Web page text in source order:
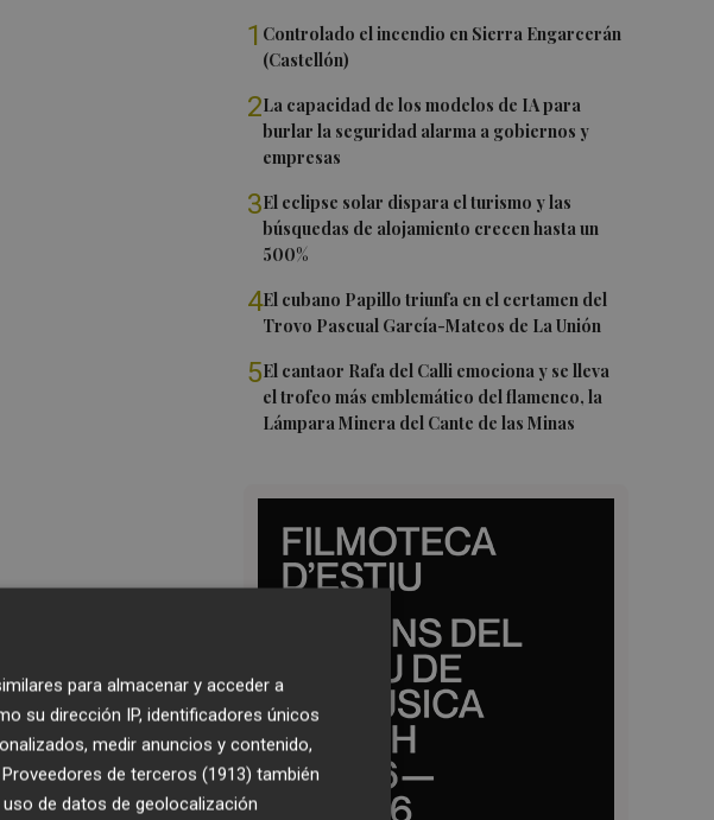
1 Controlado el incendio en Sierra Engarcerán
(Castellón)
2La capacidad de los modelos de IA para
burlar la seguridad alarma a gobiernos y
empresas
3El eclipse solar dispara el turismo y las
búsquedas de alojamiento crecen hasta un
500%
4El cubano Papillo triunfa en el certamen del
Trovo Pascual García-Mateos de La Unión
5El cantaor Rafa del Calli emociona y se lleva
el trofeo más emblemático del flamenco, la
Lámpara Minera del Cante de las Minas
para almacenar y acceder a
su dirección IP, identificadores únicos
medir anuncios y contenido,
Proveedores de terceros (1913) también
de datos de geolocalización